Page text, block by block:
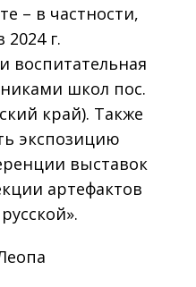
– в частности,
г.
воспитательная
школ пос.
край). Также
экспозицию
выставок
артефактов